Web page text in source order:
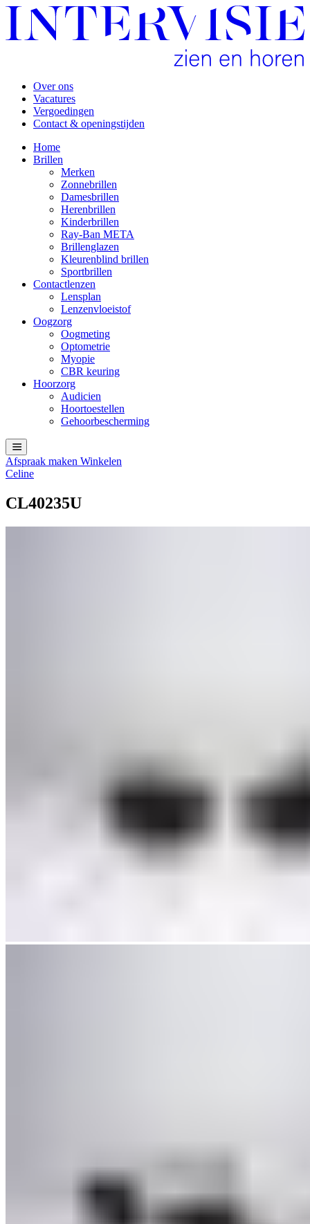
Over ons
Vacatures
Vergoedingen
Contact & openingstijden
Home
Brillen
Merken
Zonnebrillen
Damesbrillen
Herenbrillen
Kinderbrillen
Ray-Ban META
Brillenglazen
Kleurenblind brillen
Sportbrillen
Contactlenzen
Lensplan
Lenzenvloeistof
Oogzorg
Oogmeting
Optometrie
Myopie
CBR keuring
Hoorzorg
Audicien
Hoortoestellen
Gehoorbescherming
Afspraak maken Winkelen
Celine
CL40235U